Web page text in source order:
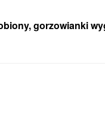
gorzowianki